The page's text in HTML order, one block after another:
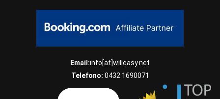
Email:info[at]willeasy.net
Telefono: 0432 1690071